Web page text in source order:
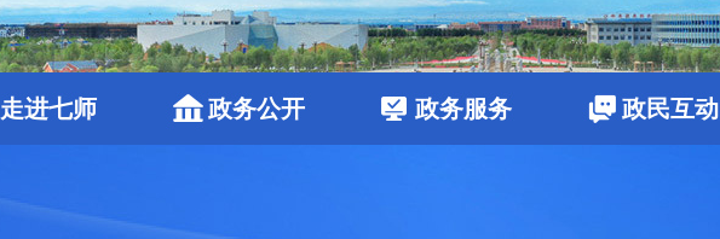
走进七师 政务公开 政务服务 政民互动